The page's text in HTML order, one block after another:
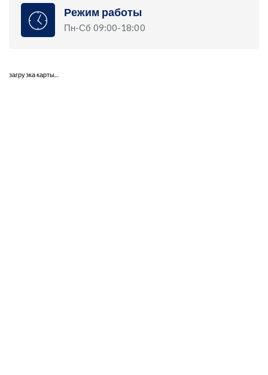
Режим работы
Пн-Сб 09:00-18:00
загрузка карты...